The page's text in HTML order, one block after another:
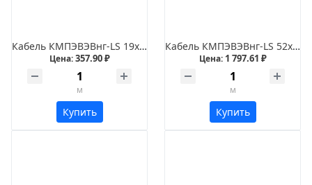
Кабель КМПЭВЭВнг-LS 19х2,5
Цена:357.90 ₽
м
Купить
Кабель КМПЭВЭВнг-LS 52х1,5
Цена: 1 797.61 ₽
м
Купить